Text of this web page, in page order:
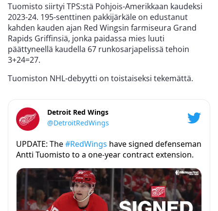
Tuomisto siirtyi TPS:stä Pohjois-Amerikkaan kaudeksi
2023-24. 195-senttinen pakkijärkäle on edustanut
kahden kauden ajan Red Wingsin farmiseura Grand
Rapids Griffinsiä, jonka paidassa mies luuti
päättyneellä kaudella 67 runkosarjapelissä tehoin
3+24=27.
Tuomiston NHL-debyytti on toistaiseksi tekemättä.
Detroit Red Wings
@DetroitRedWings
UPDATE: The#RedWings have signed defenseman
Antti Tuomisto to a one-year contract extension.